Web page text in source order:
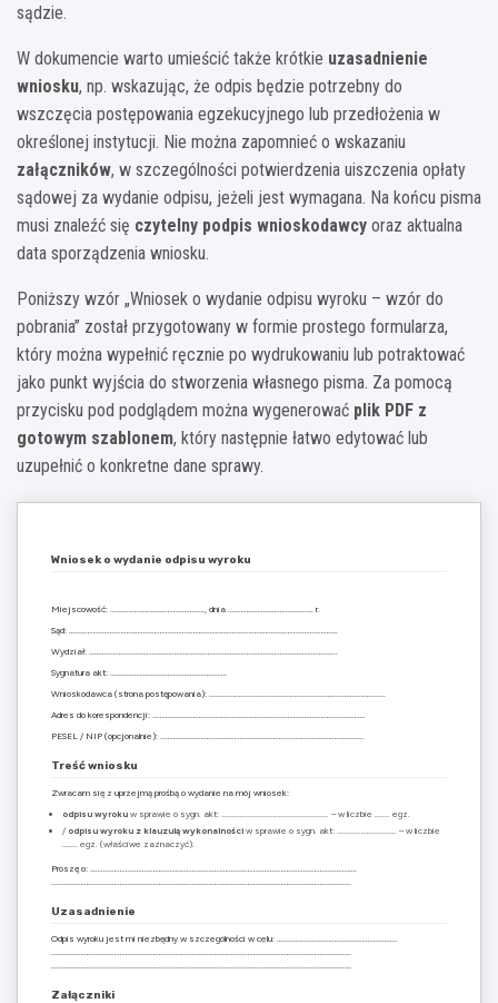
sądzie.
W dokumencie warto umieścić także krótkie uzasadnienie
wniosku, np. wskazując, że odpis będzie potrzebny do
wszczęcia postępowania egzekucyjnego lub przedłożenia w
określonej instytucji. Nie można zapomnieć o wskazaniu
załączników, w szczególności potwierdzenia uiszczenia opłaty
sądowej za wydanie odpisu, jeżeli jest wymagana. Na końcu pisma
musi znaleźć się czytelny podpis wnioskodawcy oraz aktualna
data sporządzenia wniosku.
Poniższy wzór „Wniosek o wydanie odpisu wyroku – wzór do
pobrania” został przygotowany w formie prostego formularza,
który można wypełnić ręcznie po wydrukowaniu lub potraktować
jako punkt wyjścia do stworzenia własnego pisma. Za pomocą
przycisku pod podglądem można wygenerować plik PDF z
gotowym szablonem, który następnie łatwo edytować lub
uzupełnić o konkretne dane sprawy.
Wniosek o wydanie odpisu wyroku
Miejscowość: ……………………………………………, dnia ………………………………………. r.
Sąd: ……………………………………………………………………………………………………………………………….
Wydział: ……………………………………………………………………………………………………………………..
Sygnatura akt: ………………………………………………………
Wnioskodawca (strona postępowania): …………………………………………………………………………………..
Adres do korespondencji: …………………………………………………………………………………………………….
PESEL / NIP (opcjonalnie): ………………………………………………………………………………………………..
Treść wniosku
Zwracam się z uprzejmą prośbą o wydanie na mój wniosek:
odpisu wyroku w sprawie o sygn. akt: …………………………………………………. – w liczbie …….. egz.
/ odpisu wyroku z klauzulą wykonalności w sprawie o sygn. akt: ………………………….. – w liczbie
…….. egz. (właściwe zaznaczyć).
Proszę o: ………………………………………………………………………………………………………………………………
Uzasadnienie
Odpis wyroku jest mi niezbędny w szczególności w celu: ………………………………………………………..
Załączniki